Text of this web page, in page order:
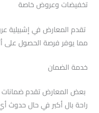
تخفيضات وعروض خاصة
تقدم المعارض في إشبيلية
مما يوفر فرصة الحصول على
خدمة الضمان
بعض المعارض تقدم ضمانات
راحة بال أكبر في حال حدوث